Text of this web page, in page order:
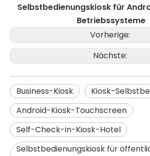
Selbstbedienungskiosk für
Betriebssysteme
Vorherige:
Nächste:
Business-Kiosk
Kiosk-
Android-Kiosk-Touchscreen
Self-Check-in-Kiosk-Hotel
Selbstbedienungskiosk für